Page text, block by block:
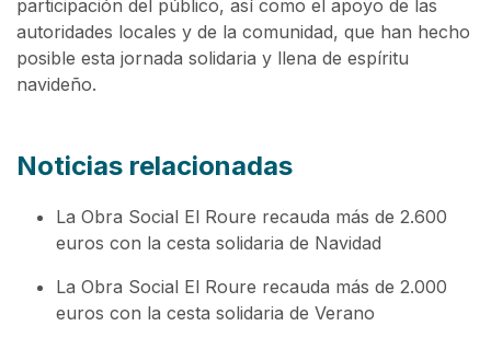
participación del público, así como el apoyo de las
autoridades locales y de la comunidad, que han hecho
posible esta jornada solidaria y llena de espíritu
navideño.
Noticias relacionadas
La Obra Social El Roure recauda más de 2.600
euros con la cesta solidaria de Navidad
La Obra Social El Roure recauda más de 2.000
euros con la cesta solidaria de Verano